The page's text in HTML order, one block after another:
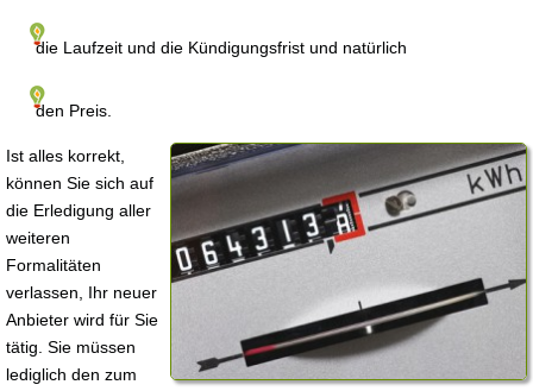
die Laufzeit und die Kündigungsfrist und natürlich
den Preis.
Ist alles korrekt,
können Sie sich auf
die Erledigung aller
weiteren
Formalitäten
verlassen, Ihr neuer
Anbieter wird für Sie
tätig. Sie müssen
lediglich den zum